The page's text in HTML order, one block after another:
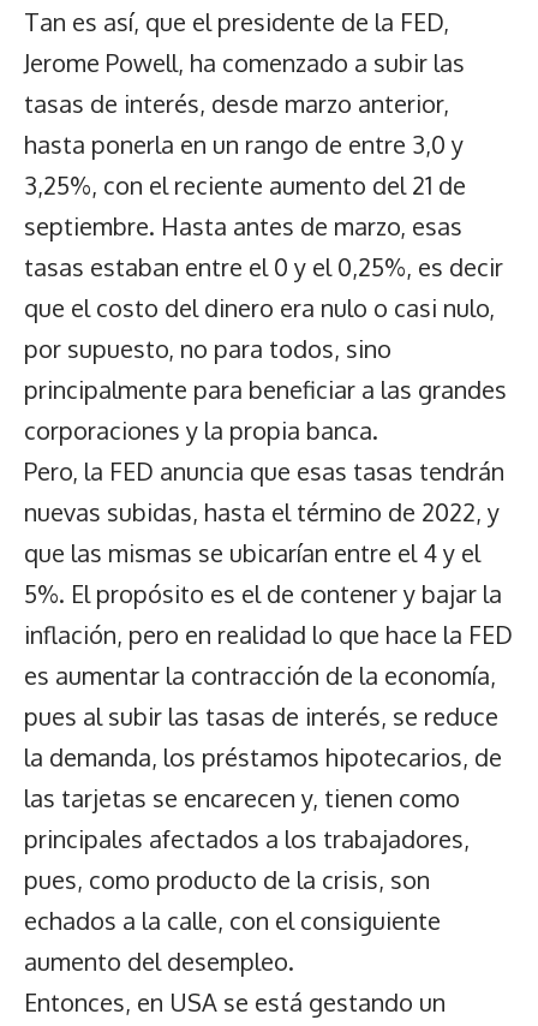
Tan es así, que el presidente de la FED,
Jerome Powell, ha comenzado a subir las
tasas de interés, desde marzo anterior,
hasta ponerla en un rango de entre 3,0 y
3,25%, con el reciente aumento del 21 de
septiembre. Hasta antes de marzo, esas
tasas estaban entre el 0 y el 0,25%, es decir
que el costo del dinero era nulo o casi nulo,
por supuesto, no para todos, sino
principalmente para beneficiar a las grandes
corporaciones y la propia banca.
Pero, la FED anuncia que esas tasas tendrán
nuevas subidas, hasta el término de 2022, y
que las mismas se ubicarían entre el 4 y el
5%. El propósito es el de contener y bajar la
inflación, pero en realidad lo que hace la FED
es aumentar la contracción de la economía,
pues al subir las tasas de interés, se reduce
la demanda, los préstamos hipotecarios, de
las tarjetas se encarecen y, tienen como
principales afectados a los trabajadores,
pues, como producto de la crisis, son
echados a la calle, con el consiguiente
aumento del desempleo.
Entonces, en USA se está gestando un